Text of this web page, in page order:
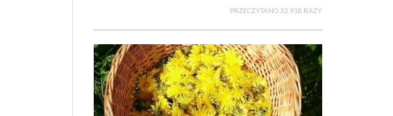
PRZECZYTANO 33 918 RAZY